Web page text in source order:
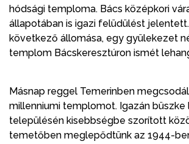
hódsági temploma. Bács középkori
állapotában is igazi felüdülést
következő állomása, egy gyülekezet
templom Bácskeresztúron ismét
Másnap reggel Temerinben
millenniumi templomot. Igazán büszke
településén kisebbségbe szorított
temetőben meglepődtünk az 1944-